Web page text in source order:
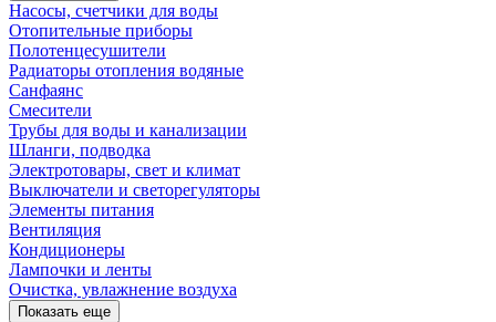
Насосы, счетчики для воды
Отопительные приборы
Полотенцесушители
Радиаторы отопления водяные
Санфаянс
Смесители
Трубы для воды и канализации
Шланги, подводка
Электротовары, свет и климат
Выключатели и светорегуляторы
Элементы питания
Вентиляция
Кондиционеры
Лампочки и ленты
Очистка, увлажнение воздуха
Показать еще